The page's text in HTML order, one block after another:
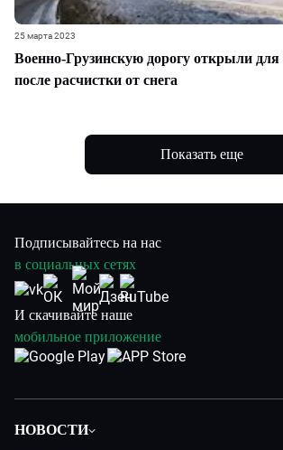
Военно-Грузинскую дорогу открыли для
после расчистки от снега
25 марта 2023
Показать еще
Подписывайтесь на нас
в социальных сетях
И скачивайте наше
мобильное приложение
НОВОСТИ